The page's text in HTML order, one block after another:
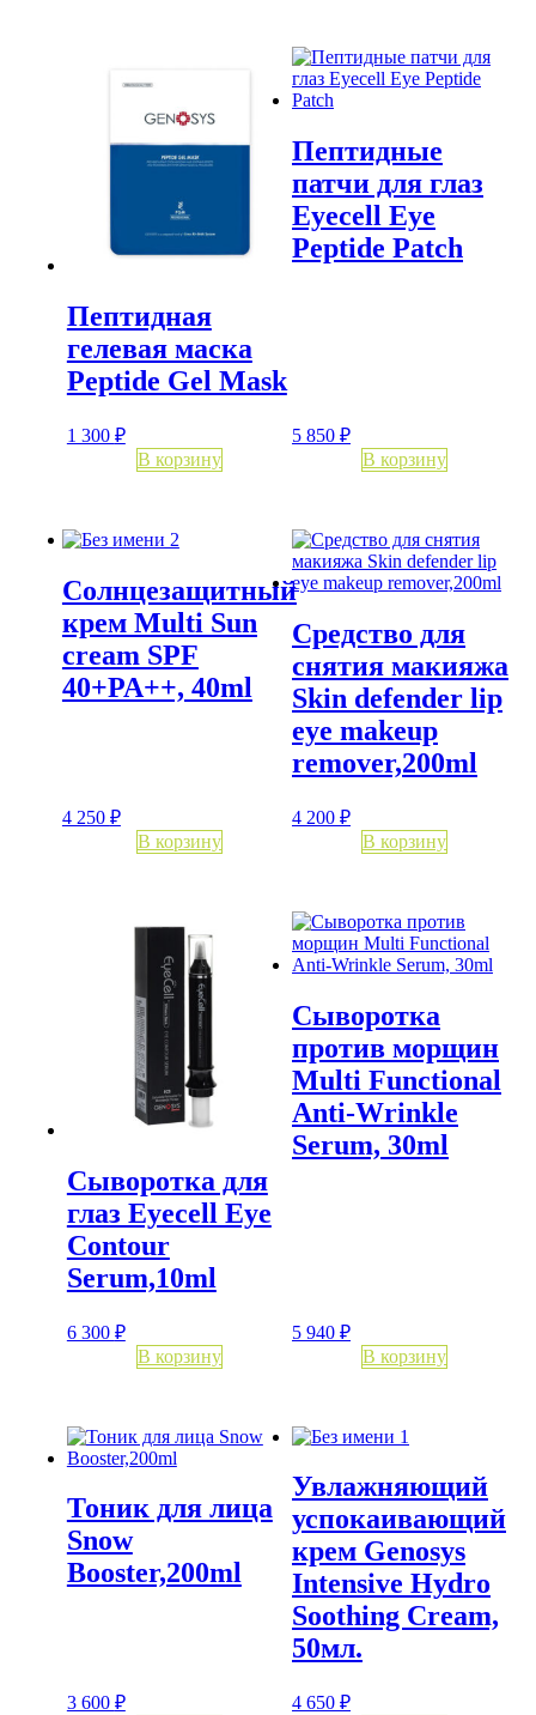
Пептидная
гелевая маска
Peptide Gel Mask
1 300 ₽
В корзину
Пептидные
патчи для глаз
Eyecell Eye
Peptide Patch
5 850 ₽
В корзину
Солнцезащитный
крем Multi Sun
cream SPF
40+PA++, 40ml
4 250 ₽
В корзину
Средство для
снятия макияжа
Skin defender lip
eye makeup
remover,200ml
4 200 ₽
В корзину
Сыворотка для
глаз Eyecell Eye
Contour
Serum,10ml
6 300 ₽
В корзину
Сыворотка
против морщин
Multi Functional
Anti-Wrinkle
Serum, 30ml
5 940 ₽
В корзину
Тоник для лица
Snow
Booster,200ml
3 600 ₽
Увлажняющий
успокаивающий
крем Genosys
Intensive Hydro
Soothing Cream,
50мл.
4 650 ₽